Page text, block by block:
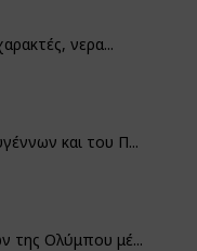
νερα...
και του Π...
της Ολύμπου μέ...